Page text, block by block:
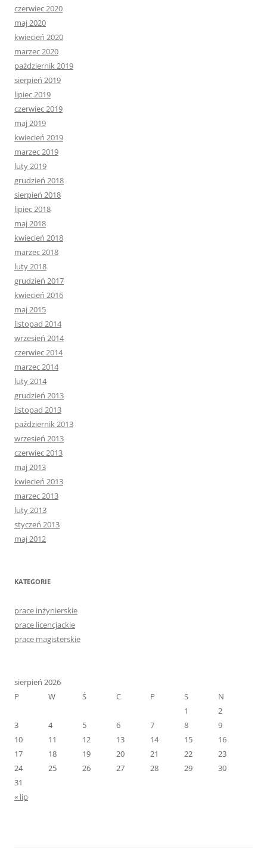
czerwiec 2020
maj 2020
kwiecień 2020
marzec 2020
październik 2019
sierpień 2019
lipiec 2019
czerwiec 2019
maj 2019
kwiecień 2019
marzec 2019
luty 2019
grudzień 2018
sierpień 2018
lipiec 2018
maj 2018
kwiecień 2018
marzec 2018
luty 2018
grudzień 2017
kwiecień 2016
maj 2015
listopad 2014
wrzesień 2014
czerwiec 2014
marzec 2014
luty 2014
grudzień 2013
listopad 2013
październik 2013
wrzesień 2013
czerwiec 2013
maj 2013
kwiecień 2013
marzec 2013
luty 2013
styczeń 2013
maj 2012
KATEGORIE
prace inżynierskie
prace licencjackie
prace magisterskie
sierpień 2026
P
W Ś C P S
N
1
2
3
4 5 6 7 8
9
10
11 12 13 14 15
16
17
18 19 20 21 22
23
24
25 26 27 28 29
30
31
« lip